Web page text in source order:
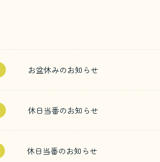
お盆休みのお知らせ
休日当番のお知らせ
休日当番のお知らせ